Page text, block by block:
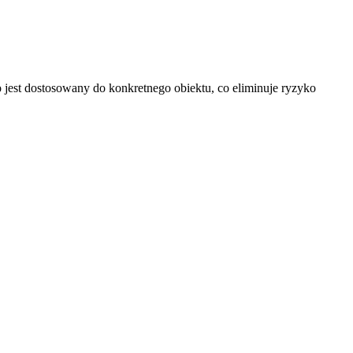
dostosowany do konkretnego obiektu, co eliminuje ryzyko